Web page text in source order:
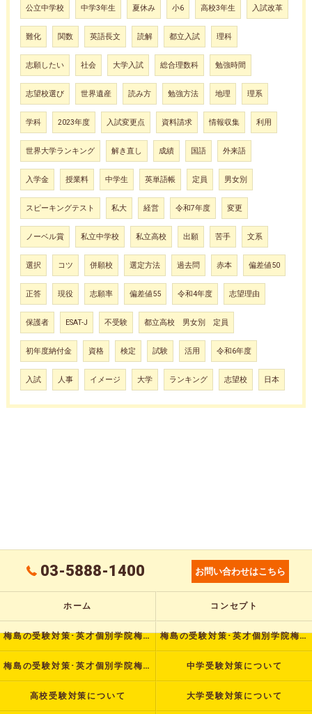
公立中学校 中学3年生 夏休み 小6 高校3年生 入試改革
難化 関数 英語長文 読解 都立入試 理科
志願したい 社会 大学入試 総合理数科 勉強時間
志望校選び 世界遺産 読み方 勉強方法 地理 理系
学科 2023年度 入試変更点 資料請求 情報収集 利用
世界大学ランキング 解き直し 成績 国語 外来語
入学金 授業料 中学生 英単語帳 定員 男女別
スピーキングテスト 私大 経営 令和7年度 変更
ノーベル賞 私立中学校 私立高校 出願 苦手 文系
選択 コツ 併願校 選定方法 過去問 赤本 偏差値50
正答 現役 志願率 偏差値55 令和4年度 志望理由
保護者 ESAT-J 不受験 都立高校 男女別 定員
初年度納付金 資格 検定 試験 活用 令和6年度
入試 人事 イメージ 大学 ランキング 志望校 日本
03-5888-1400 お問い合わせはこちら
ホーム コンセプト
梅島の受験対策･英才個別学院梅島校の口コミ情報 梅島の受験対策･英才個別学院梅島校の評判
梅島の受験対策･英才個別学院梅島校のお客様の声 中学受験対策について
高校受験対策について 大学受験対策について